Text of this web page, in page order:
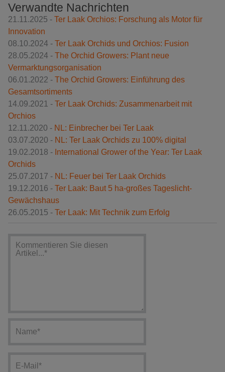
Verwandte Nachrichten
21.11.2025 - Ter Laak Orchios: Forschung als Motor für
Innovation
08.10.2024 - Ter Laak Orchids und Orchios: Fusion
28.05.2024 - The Orchid Growers: Plant neue
Vermarktungsorganisation
06.01.2022 - The Orchid Growers: Einführung des
Gesamtsortiments
14.09.2021 - Ter Laak Orchids: Zusammenarbeit mit
Orchios
12.11.2020 - NL: Einbrecher bei Ter Laak
03.07.2020 - NL: Ter Laak Orchids zu 100% digital
19.02.2018 - International Grower of the Year: Ter Laak
Orchids
25.07.2017 - NL: Feuer bei Ter Laak Orchids
19.12.2016 - Ter Laak: Baut 5 ha-großes Tageslicht-
Gewächshaus
26.05.2015 - Ter Laak: Mit Technik zum Erfolg